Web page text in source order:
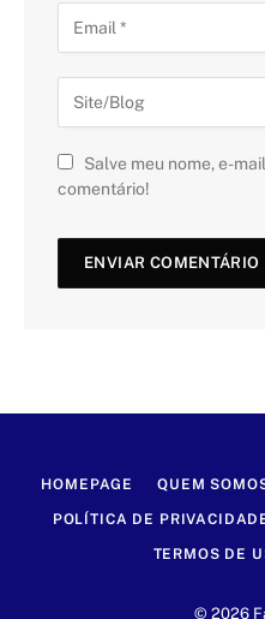
Salve meu nome, e-
comentário!
HOMEPAGE QUEM
POLÍTICA DE
TERMOS DE
© 2026